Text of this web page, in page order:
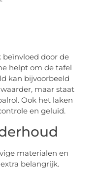
beïnvloed door de
helpt om de tafel
kan bijvoorbeeld
maar staat
Ook het laken
en geluid.
materialen en
belangrijk.